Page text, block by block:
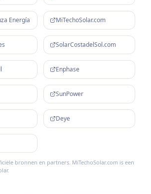
Energía MiTechoSolar.com
SolarCostadelSol.com
Enphase
SunPower
Deye
bronnen en partners. MiTechoSolar.com is een